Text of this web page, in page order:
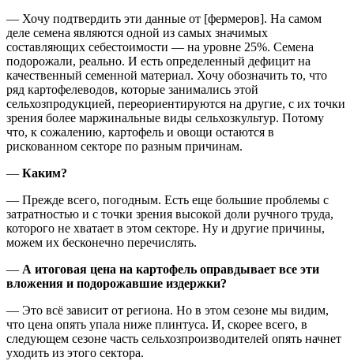
— Хочу подтвердить эти данные от [фермеров]. На самом
деле семена являются одной из самых значимых
составляющих себестоимости — на уровне 25%. Семена
подорожали, реально. И есть определенный дефицит на
качественный семенной материал. Хочу обозначить то, что
ряд картофелеводов, которые занимались этой
сельхозпродукцией, переориентируются на другие, с их точки
зрения более маржинальные виды сельхозкультур. Потому
что, к сожалению, картофель и овощи остаются в
рискованном секторе по разным причинам.
— Каким?
— Прежде всего, погодным. Есть еще большие проблемы с
затратностью и с точки зрения высокой доли ручного труда,
которого не хватает в этом секторе. Ну и другие причины,
можем их бесконечно перечислять.
— А итоговая цена на картофель оправдывает все эти
вложения и подорожавшие издержки?
— Это всё зависит от региона. Но в этом сезоне мы видим,
что цена опять упала ниже плинтуса. И, скорее всего, в
следующем сезоне часть сельхозпроизводителей опять начнет
уходить из этого сектора.